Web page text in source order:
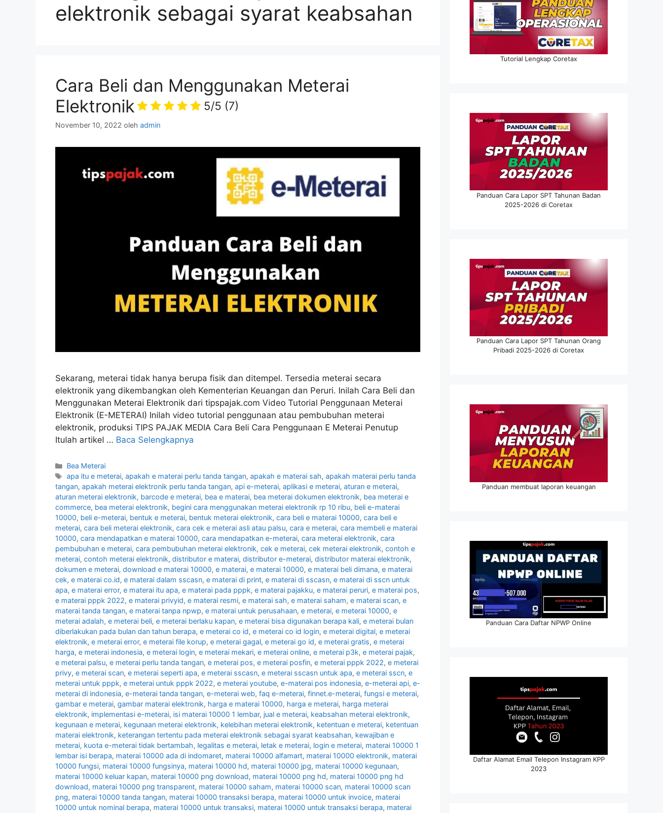
elektronik sebagai syarat keabsahan
Cara Beli dan Menggunakan Meterai
Elektronik
5/5 (7)
November 10, 2022 oleh admin
Sekarang, meterai tidak hanya berupa fisik dan ditempel. Tersedia meterai secara
elektronik yang dikembangkan oleh Kementerian Keuangan dan Peruri. Inilah Cara Beli dan
Menggunakan Meterai Elektronik dari tipspajak.com Video Tutorial Penggunaan Meterai
Elektronik (E-METERAI) Inilah video tutorial penggunaan atau pembubuhan meterai
elektronik, produksi TIPS PAJAK MEDIA Cara Beli Cara Penggunaan E Meterai Penutup
Itulah artikel … Baca Selengkapnya
Kategori
Bea Meterai
Tag
apa itu e meterai,apakah e materai perlu tanda tangan,apakah e materai sah,apakah materai perlu tanda
tangan, apakah meterai elektronik perlu tanda tangan, api e-meterai, aplikasi e meterai, aturan e meterai,
aturan meterai elektronik, barcode e meterai, bea e materai, bea meterai dokumen elektronik, bea meterai e
commerce, bea meterai elektronik, begini cara menggunakan meterai elektronik rp 10 ribu, beli e-materai
10000, beli e-meterai, bentuk e meterai, bentuk meterai elektronik, cara beli e materai 10000, cara beli e
meterai, cara beli meterai elektronik, cara cek e meterai asli atau palsu, cara e meterai, cara membeli e materai
10000, cara mendapatkan e materai 10000, cara mendapatkan e-meterai, cara meterai elektronik, cara
pembubuhan e meterai, cara pembubuhan meterai elektronik, cek e meterai, cek meterai elektronik, contoh e
meterai, contoh meterai elektronik, distributor e materai, distributor e-meterai, distributor materai elektronik,
dokumen e meterai, download e materai 10000, e materai, e materai 10000, e materai beli dimana, e materai
cek, e materai co.id, e materai dalam sscasn, e materai di print, e materai di sscasn, e materai di sscn untuk
apa, e materai error, e materai itu apa, e materai pada pppk, e materai pajakku, e materai peruri, e materai pos,
e materai pppk 2022, e materai privyid, e materai resmi, e materai sah, e materai saham, e materai scan, e
materai tanda tangan, e materai tanpa npwp, e materai untuk perusahaan, e meterai, e meterai 10000, e
meterai adalah, e meterai beli, e meterai berlaku kapan, e meterai bisa digunakan berapa kali, e meterai bulan
diberlakukan pada bulan dan tahun berapa, e meterai co id, e meterai co id login, e meterai digital, e meterai
elektronik, e meterai error, e meterai file korup, e meterai gagal, e meterai go id, e meterai gratis, e meterai
harga, e meterai indonesia, e meterai login, e meterai mekari, e meterai online, e meterai p3k, e meterai pajak,
e meterai palsu, e meterai perlu tanda tangan, e meterai pos, e meterai posfin, e meterai pppk 2022, e meterai
privy, e meterai scan, e meterai seperti apa, e meterai sscasn, e meterai sscasn untuk apa, e meterai sscn, e
meterai untuk pppk, e meterai untuk pppk 2022, e meterai youtube, e-materai pos indonesia, e-meterai api, e-
meterai di indonesia, e-meterai tanda tangan, e-meterai web, faq e-meterai, finnet.e-meterai, fungsi e meterai,
gambar e meterai, gambar materai elektronik, harga e materai 10000, harga e meterai, harga meterai
elektronik, implementasi e-meterai, isi materai 10000 1 lembar, jual e meterai, keabsahan meterai elektronik,
kegunaan e meterai, kegunaan meterai elektronik, kelebihan meterai elektronik, ketentuan e meterai, ketentuan
materai elektronik, keterangan tertentu pada meterai elektronik sebagai syarat keabsahan, kewajiban e
meterai, kuota e-meterai tidak bertambah, legalitas e meterai, letak e meterai, login e meterai, materai 10000 1
lembar isi berapa, materai 10000 ada di indomaret, materai 10000 alfamart, materai 10000 elektronik, materai
10000 fungsi, materai 10000 fungsinya, materai 10000 hd, materai 10000 jpg, materai 10000 kegunaan,
materai 10000 keluar kapan, materai 10000 png download, materai 10000 png hd, materai 10000 png hd
download, materai 10000 png transparent, materai 10000 saham, materai 10000 scan, materai 10000 scan
png, materai 10000 tanda tangan, materai 10000 transaksi berapa, materai 10000 untuk invoice, materai
10000 untuk nominal berapa, materai 10000 untuk transaksi, materai 10000 untuk transaksi berapa, materai
Tutorial Lengkap Coretax
Panduan Cara Lapor SPT Tahunan Badan
2025-2026 di Coretax
Panduan Cara Lapor SPT Tahunan Orang
Pribadi 2025-2026 di Coretax
Panduan membuat laporan keuangan
Panduan Cara Daftar NPWP Online
Daftar Alamat Email Telepon Instagram KPP
2023